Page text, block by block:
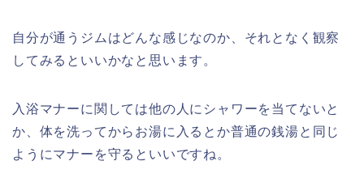
自分が通うジムはどんな感じなのか、 それとなく観察
してみる といいかなと思います。
入浴マナーに関しては他の人にシャワーを当てないと
か、体を洗ってからお湯に入るとか普通の銭湯と同じ
ようにマナーを守るといいですね。